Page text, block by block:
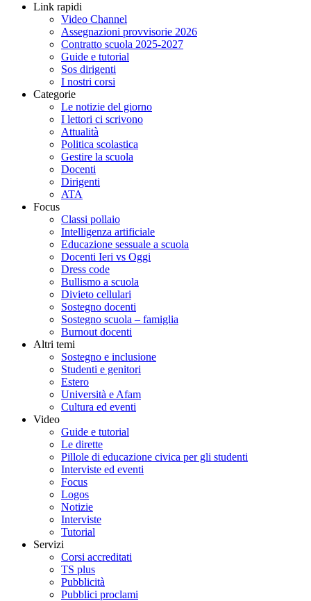
Link rapidi
Video Channel
Assegnazioni provvisorie 2026
Contratto scuola 2025-2027
Guide e tutorial
Sos dirigenti
I nostri corsi
Categorie
Le notizie del giorno
I lettori ci scrivono
Attualità
Politica scolastica
Gestire la scuola
Docenti
Dirigenti
ATA
Focus
Classi pollaio
Intelligenza artificiale
Educazione sessuale a scuola
Docenti Ieri vs Oggi
Dress code
Bullismo a scuola
Divieto cellulari
Sostegno docenti
Sostegno scuola – famiglia
Burnout docenti
Altri temi
Sostegno e inclusione
Studenti e genitori
Estero
Università e Afam
Cultura ed eventi
Video
Guide e tutorial
Le dirette
Pillole di educazione civica per gli studenti
Interviste ed eventi
Focus
Logos
Notizie
Interviste
Tutorial
Servizi
Corsi accreditati
TS plus
Pubblicità
Pubblici proclami